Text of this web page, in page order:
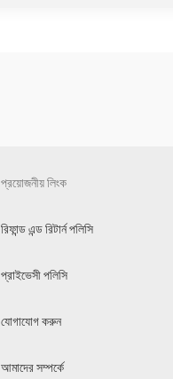
প্রয়োজনীয় লিংক
রিফান্ড এন্ড রিটার্ন পলিসি
প্রাইভেসী পলিসি
যোগাযোগ করুন
আমাদের সম্পর্কে